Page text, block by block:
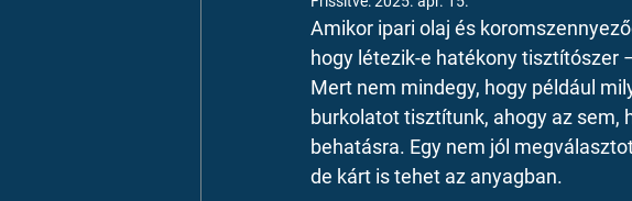
Amikor ipari olaj és
hogy létezik-e hatékony tisztítószer
Mert nem mindegy, hogy például
burkolatot tisztítunk, ahogy az sem,
behatásra. Egy nem jól
de kárt is tehet az anyagban.